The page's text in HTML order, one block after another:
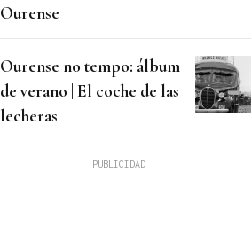
Ourense
Ourense no tempo: álbum
de verano | El coche de las
lecheras